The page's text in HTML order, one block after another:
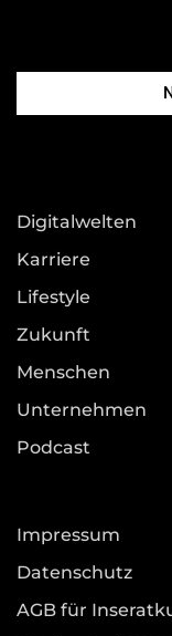
Digitalwelten
Karriere
Lifestyle
Zukunft
Menschen
Unternehmen
Podcast
Impressum
Datenschutz
AGB für